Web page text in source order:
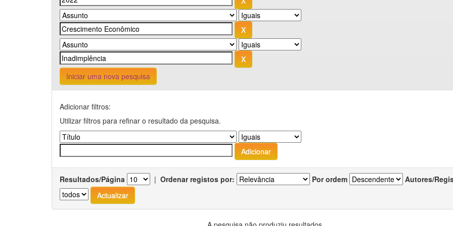
Iniciar uma nova pesquisa
Adicionar filtros:
Utilizar filtros para refinar o resultado da pesquisa.
Resultados/Página | Ordenar registos por: Por ordem Autores/